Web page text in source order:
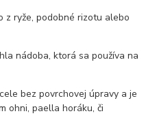
z ryže, podobné rizotu alebo
nádoba, ktorá sa používa na
bez povrchovej úpravy a je
ohni, paella horáku, či